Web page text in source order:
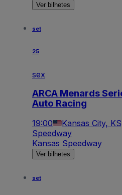
Ver bilhetes
set
25
sex
ARCA Menards
Auto Racing
19:00 Kansas City,
Speedway
Kansas Speedway
Ver bilhetes
set